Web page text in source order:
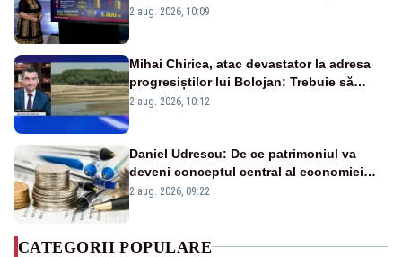
pierdute de fiecare român
2 aug. 2026, 10:09
Mihai Chirica, atac devastator la adresa
progresiștilor lui Bolojan: Trebuie să
protejăm și natura, dar nu șținem omaneii
2 aug. 2026, 10:12
Daniel Udrescu: De ce patrimoniul va
deveni conceptul central al economiei
viitoare?
2 aug. 2026, 09:22
CATEGORII POPULARE